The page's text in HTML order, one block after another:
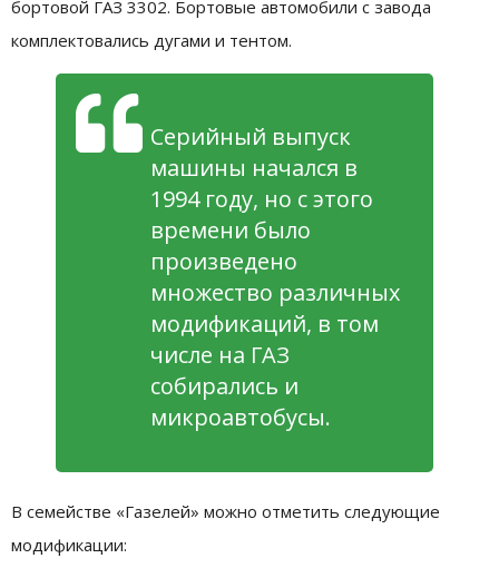
бортовой ГАЗ 3302. Бортовые автомобили с завода
комплектовались дугами и тентом.
Серийный выпуск
машины начался в
1994 году, но с этого
времени было
произведено
множество различных
модификаций, в том
числе на ГАЗ
собирались и
микроавтобусы.
В семействе «Газелей» можно отметить следующие
модификации: